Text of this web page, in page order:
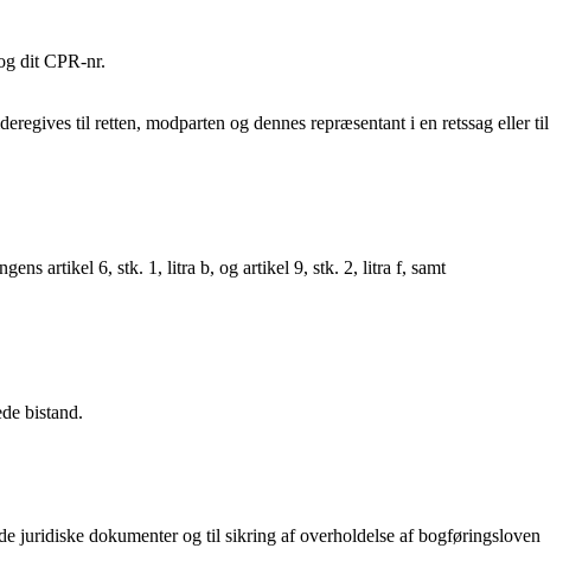
dit CPR-nr.
til retten, modparten og dennes repræsentant i en retssag eller til
artikel 6, stk. 1, litra b, og artikel 9, stk. 2, litra f, samt
bistand.
juridiske dokumenter og til sikring af overholdelse af bogføringsloven